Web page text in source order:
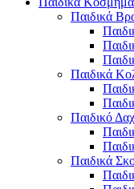
Παιδικά
Παιδικά
Παιδικό
Παιδικά